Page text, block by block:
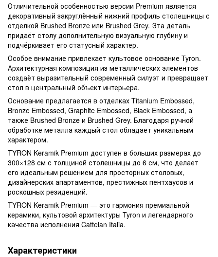
Отличительной особенностью версии Premium является
декоративный закруглённый нижний профиль столешницы с
отделкой Brushed Bronze или Brushed Grey. Эта деталь
придаёт столу дополнительную визуальную глубину и
подчёркивает его статусный характер.
Особое внимание привлекает культовое основание Tyron.
Архитектурная композиция из металлических элементов
создаёт выразительный современный силуэт и превращает
стол в центральный объект интерьера.
Основание предлагается в отделках Titanium Embossed,
Bronze Embossed, Graphite Embossed, Black Embossed, а
также Brushed Bronze и Brushed Grey. Благодаря ручной
обработке металла каждый стол обладает уникальным
характером.
TYRON Keramik Premium доступен в больших размерах до
300×128 см с толщиной столешницы до 6 см, что делает
его идеальным решением для просторных столовых,
дизайнерских апартаментов, престижных пентхаусов и
роскошных резиденций.
TYRON Keramik Premium — это гармония премиальной
керамики, культовой архитектуры Tyron и легендарного
качества исполнения Cattelan Italia.
Характеристики